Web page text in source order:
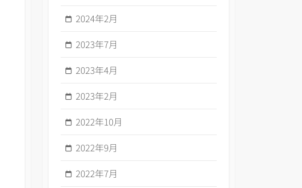
2024年2月
2023年7月
2023年4月
2023年2月
2022年10月
2022年9月
2022年7月